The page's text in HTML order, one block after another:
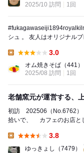
2025/10 訪問
1回
3.0
オム焼きそば （441）
2025/08 訪問
1回
老舗窯元が運営する、
初訪 202506（No.6762） １．訪店目的 ・当日は六本木エリアでのネタ
拾いで、 カフェのお店としての選店 ２．お店の情報 ・食べログのジャ
3.8
ゆっきょし
（7479）